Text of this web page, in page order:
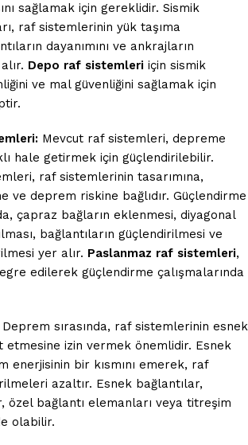
sağlamak için gereklidir. Sismik
raf sistemlerinin yük taşıma
dayanımını ve ankrajların
Depo raf sistemleri için sismik
ve mal güvenliğini sağlamak için
Mevcut raf sistemleri, depreme
hale getirmek için güçlendirilebilir.
raf sistemlerinin tasarımına,
ve deprem riskine bağlıdır. Güçlendirme
çapraz bağların eklenmesi, diyagonal
bağlantıların güçlendirilmesi ve
yer alır. Paslanmaz raf sistemleri,
edilerek güçlendirme çalışmalarında
Deprem sırasında, raf sistemlerinin esnek
izin vermek önemlidir. Esnek
enerjisinin bir kısmını emerek, raf
azaltır. Esnek bağlantılar,
özel bağlantı elemanları veya titreşim
olabilir.